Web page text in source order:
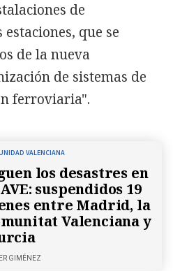
de
que se
de la nueva
de sistemas de
ferroviaria".
VALENCIANA
los desastres en
suspendidos 19
entre Madrid, la
Valenciana y
GIMÉNEZ